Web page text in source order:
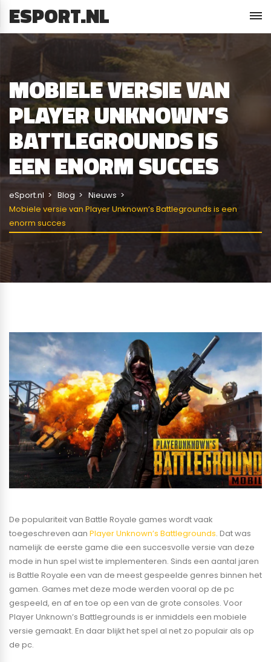
ESPORT.NL
MOBIELE VERSIE VAN
PLAYER UNKNOWN’S
BATTLEGROUNDS IS
EEN ENORM SUCCES
eSport.nl Blog
Nieuws
Mobiele versie van Player Unknown’s Battlegrounds is een
enorm succes
De populariteit van Battle Royale games wordt vaak
toegeschreven aan Player Unknown’s Battlegrounds. Dat was
namelijk de eerste game die een succesvolle versie van deze
mode in hun spel wist te implementeren. Sinds een aantal jaren
is Battle Royale een van de meest gespeelde genres binnen het
gamen. Games met deze mode werden vooral op de pc
gespeeld, en af en toe op een van de grote consoles. Voor
Player Unknown’s Battlegrounds is er inmiddels een mobiele
versie gemaakt. En daar blijkt het spel al net zo populair als op
de pc.